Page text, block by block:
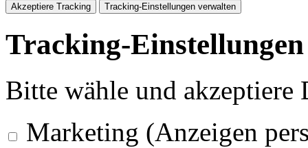
Akzeptiere Tracking Tracking-Einstellungen verwalten
Tracking-
Bitte wähle und
Marketing (Anzeigen